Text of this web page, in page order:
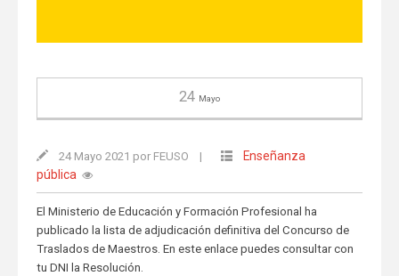
24 Mayo
24 Mayo 2021 por FEUSO |
Enseñanza
pública
El Ministerio de Educación y Formación Profesional ha
publicado la lista de adjudicación definitiva del Concurso de
Traslados de Maestros. En este enlace puedes consultar con
tu DNI la Resolución.